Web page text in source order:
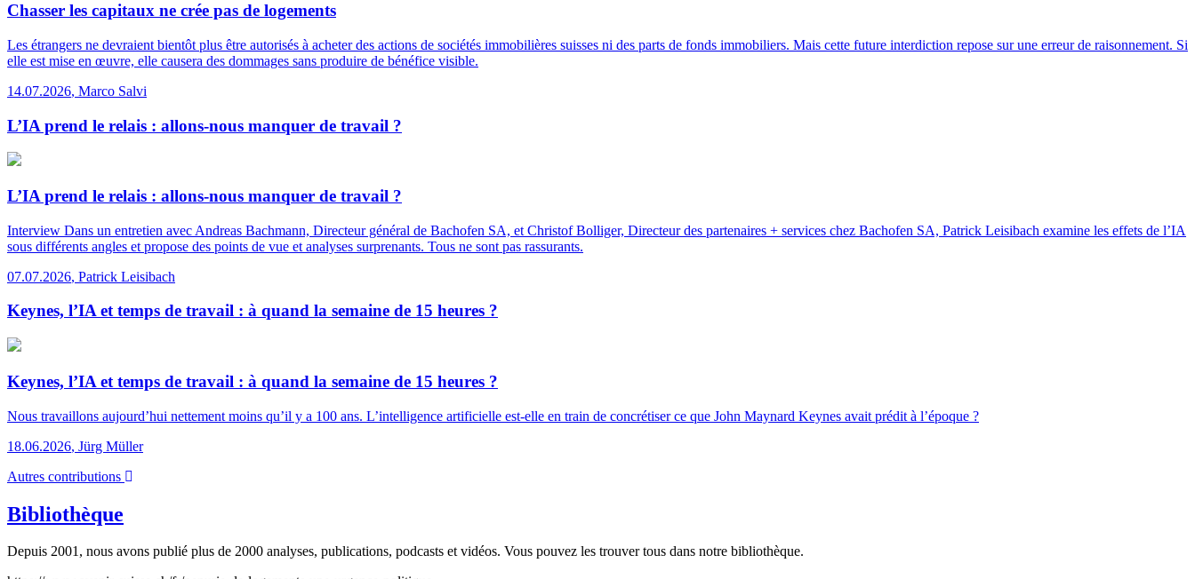
Chasser les capitaux ne crée pas de logements
Les étrangers ne devraient bientôt plus être autorisés à acheter des actions de sociétés immobilières suisses ni des parts de fonds immobiliers. Mais cette future interdiction repose sur une erreur de raisonnement. Si
elle est mise en œuvre, elle causera des dommages sans produire de bénéfice visible.
14.07.2026, Marco Salvi
L’IA prend le relais : allons-nous manquer de travail ?
L’IA prend le relais : allons-nous manquer de travail ?
Interview Dans un entretien avec Andreas Bachmann, Directeur général de Bachofen SA, et Christof Bolliger, Directeur des partenaires + services chez Bachofen SA, Patrick Leisibach examine les effets de l’IA
sous différents angles et propose des points de vue et analyses surprenants. Tous ne sont pas rassurants.
07.07.2026, Patrick Leisibach
Keynes, l’IA et temps de travail : à quand la semaine de 15 heures ?
Keynes, l’IA et temps de travail : à quand la semaine de 15 heures ?
Nous travaillons aujourd’hui nettement moins qu’il y a 100 ans. L’intelligence artificielle est-elle en train de concrétiser ce que John Maynard Keynes avait prédit à l’époque ?
18.06.2026, Jürg Müller
Autres contributions
Bibliothèque
Depuis 2001, nous avons publié plus de 2000 analyses, publications, podcasts et vidéos. Vous pouvez les trouver tous dans notre bibliothèque.